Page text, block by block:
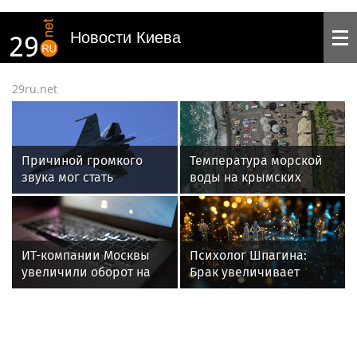
Новости Киева
29ru.net
Причиной громкого
звука мог стать
пролетавший
на гиперзвуке самолет
Температура морской
воды на крымских
пляжах: 7 августа
ИТ-компании Москвы
увеличили оборот на
40 процентов в первом
Психолог Шпагина:
Брак увеличивает
доходы мужчин и